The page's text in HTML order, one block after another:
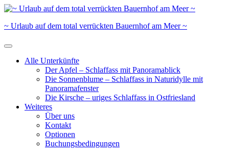
Skip
content
~ Urlaub auf dem total verrückten Bauernhof am Meer ~
Alle Unterkünfte
Der Apfel – Schlaffass mit Panoramablick
Die Sonnenblume – Schlaffass in Naturidylle mit
Panoramafenster
Die Kirsche – uriges Schlaffass in Ostfriesland
Weiteres
Über uns
Kontakt
Optionen
Buchungsbedingungen